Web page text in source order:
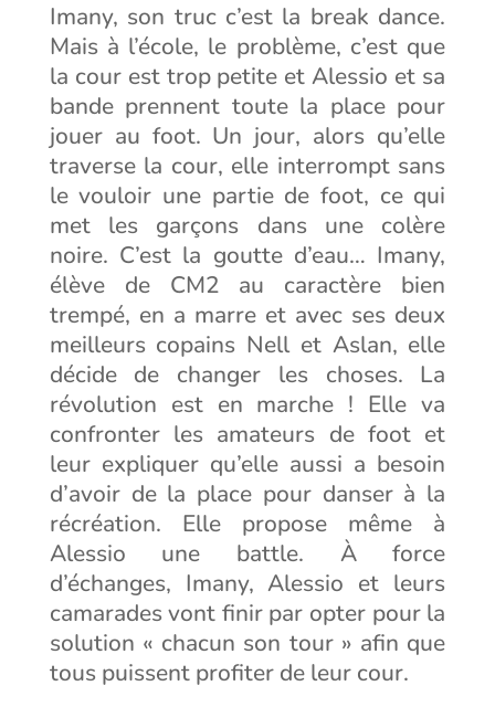
Imany, son truc c’est la break dance.
Mais à l’école, le problème, c’est que
la cour est trop petite et Alessio et sa
bande prennent toute la place pour
jouer au foot. Un jour, alors qu’elle
traverse la cour, elle interrompt sans
le vouloir une partie de foot, ce qui
met les garçons dans une colère
noire. C’est la goutte d’eau… Imany,
élève de CM2 au caractère bien
trempé, en a marre et avec ses deux
meilleurs copains Nell et Aslan, elle
décide de changer les choses. La
révolution est en marche ! Elle va
confronter les amateurs de foot et
leur expliquer qu’elle aussi a besoin
d’avoir de la place pour danser à la
récréation. Elle propose même à
Alessio une battle. À force
d’échanges, Imany, Alessio et leurs
camarades vont finir par opter pour la
solution « chacun son tour » afin que
tous puissent profiter de leur cour.